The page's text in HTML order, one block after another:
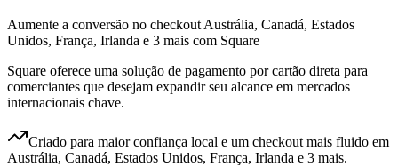
Aumente a conversão no checkout Austrália, Canadá, Estados
Unidos, França, Irlanda e 3 mais com Square
Square oferece uma solução de pagamento por cartão direta para
comerciantes que desejam expandir seu alcance em mercados
internacionais chave.
Criado para maior confiança local e um checkout mais fluido em
Austrália, Canadá, Estados Unidos, França, Irlanda e 3 mais.